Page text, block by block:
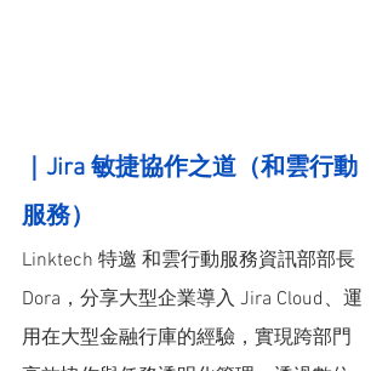
｜Jira 敏捷協作之道（和雲行動
服務）
Linktech 特邀 和雲行動服務資訊部部長
Dora，分享大型企業導入 Jira Cloud、運
用在大型金融行庫的經驗，實現跨部門